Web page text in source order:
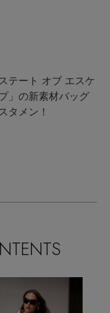
ステート オブ エスケ
」の新素材バッグ
タメン！